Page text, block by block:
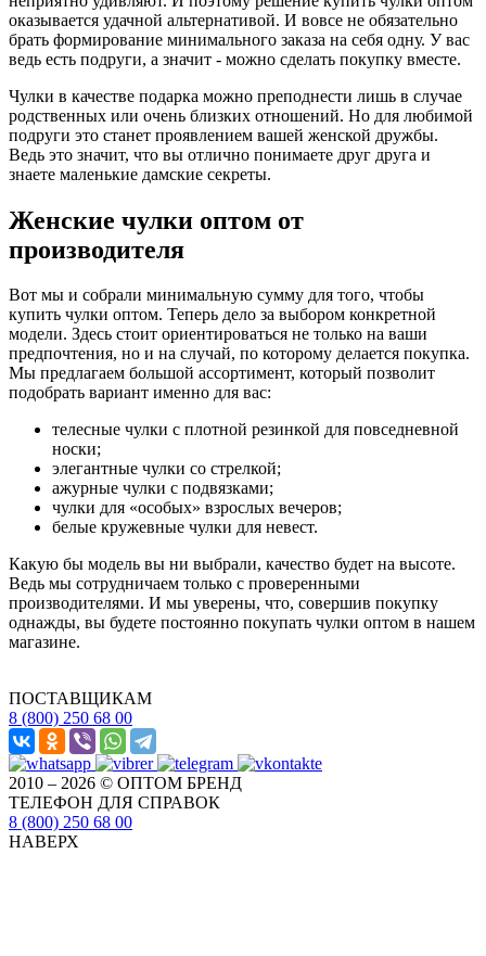
оказывается удачной альтернативой. И вовсе не обязательно
брать формирование минимального заказа на себя одну. У вас
ведь есть подруги, а значит - можно сделать покупку вместе.
Чулки в качестве подарка можно преподнести лишь в случае
родственных или очень близких отношений. Но для любимой
подруги это станет проявлением вашей женской дружбы.
Ведь это значит, что вы отлично понимаете друг друга и
знаете маленькие дамские секреты.
Женские чулки оптом от
производителя
Вот мы и собрали минимальную сумму для того, чтобы
купить чулки оптом. Теперь дело за выбором конкретной
модели. Здесь стоит ориентироваться не только на ваши
предпочтения, но и на случай, по которому делается покупка.
Мы предлагаем большой ассортимент, который позволит
подобрать вариант именно для вас:
телесные чулки с плотной резинкой для повседневной
носки;
элегантные чулки со стрелкой;
ажурные чулки с подвязками;
чулки для «особых» взрослых вечеров;
белые кружевные чулки для невест.
Какую бы модель вы ни выбрали, качество будет на высоте.
Ведь мы сотрудничаем только с проверенными
производителями. И мы уверены, что, совершив покупку
однажды, вы будете постоянно покупать чулки оптом в нашем
магазине.
ПОСТАВЩИКАМ
8 (800) 250 68 00
2010 – 2026 © ОПТОМ БРЕНД
ТЕЛЕФОН ДЛЯ СПРАВОК
8 (800) 250 68 00
НАВЕРХ